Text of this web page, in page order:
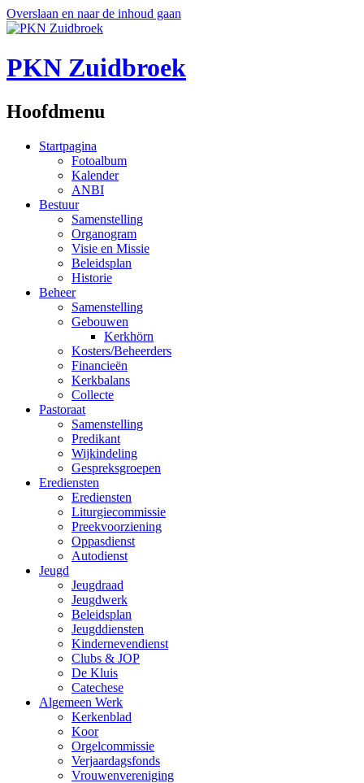
Overslaan en naar de inhoud gaan
PKN Zuidbroek
Hoofdmenu
Startpagina
Fotoalbum
Kalender
ANBI
Bestuur
Samenstelling
Organogram
Visie en Missie
Beleidsplan
Historie
Beheer
Samenstelling
Gebouwen
Kerkhörn
Kosters/Beheerders
Financieën
Kerkbalans
Collecte
Pastoraat
Samenstelling
Predikant
Wijkindeling
Gespreksgroepen
Erediensten
Erediensten
Liturgiecommissie
Preekvoorziening
Oppasdienst
Autodienst
Jeugd
Jeugdraad
Jeugdwerk
Beleidsplan
Jeugddiensten
Kindernevendienst
Clubs & JOP
De Kluis
Catechese
Algemeen Werk
Kerkenblad
Koor
Orgelcommissie
Verjaardagsfonds
Vrouwenvereniging